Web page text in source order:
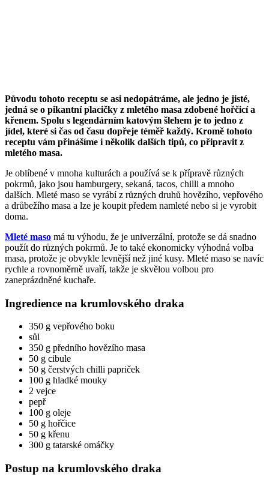
Původu tohoto receptu se asi nedopátráme, ale jedno je jisté,
jedná se o pikantní placičky z mletého masa zdobené hořčicí a
křenem. Spolu s legendárním katovým šlehem je to jedno z
jídel, které si čas od času dopřeje téměř každý. Kromě tohoto
receptu vám přinášíme i několik dalších tipů, co připravit z
mletého masa.
Je oblíbené v mnoha kulturách a používá se k přípravě různých
pokrmů, jako jsou hamburgery, sekaná, tacos, chilli a mnoho
dalších. Mleté maso se vyrábí z různých druhů hovězího, vepřového
a drůbežího masa a lze je koupit předem namleté nebo si je vyrobit
doma.
Mleté maso má tu výhodu, že je univerzální, protože se dá snadno
použít do různých pokrmů. Je to také ekonomicky výhodná volba
masa, protože je obvykle levnější než jiné kusy. Mleté maso se navíc
rychle a rovnoměrně uvaří, takže je skvělou volbou pro
zaneprázdněné kuchaře.
Ingredience na krumlovského draka
350 g vepřového boku
sůl
350 g předního hovězího masa
50 g cibule
50 g čerstvých chilli papriček
100 g hladké mouky
2 vejce
pepř
100 g oleje
50 g hořčice
50 g křenu
300 g tatarské omáčky
Postup na krumlovského draka